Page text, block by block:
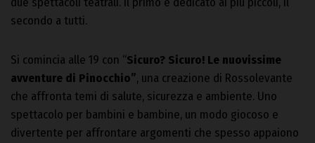
secondo a tutti.
Si comincia alle 19 con “Sicuro? Sicuro! Le nuovissime
avventure di Pinocchio”, una creazione di Rossolevante
che affronta temi di salute, sicurezza e ambiente. Uno
spettacolo per bambini e bambine, un modo giocoso e
divertente per affrontare argomenti che spesso appaiono